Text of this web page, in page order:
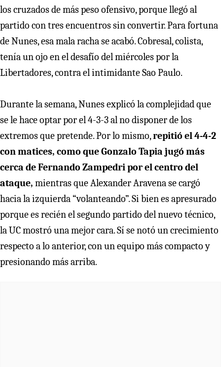
los cruzados de más peso ofensivo, porque llegó al
partido con tres encuentros sin convertir. Para fortuna
de Nunes, esa mala racha se acabó. Cobresal, colista,
tenía un ojo en el desafío del miércoles por la
Libertadores, contra el intimidante Sao Paulo.
Durante la semana, Nunes explicó la complejidad que
se le hace optar por el 4-3-3 al no disponer de los
extremos que pretende. Por lo mismo,repitió el 4-4-2
con matices, como que Gonzalo Tapia jugó más
cerca de Fernando Zampedri por el centro del
ataque, mientras que Alexander Aravena se cargó
hacia la izquierda “volanteando”. Si bien es apresurado
porque es recién el segundo partido del nuevo técnico,
la UC mostró una mejor cara. Sí se notó un crecimiento
respecto a lo anterior, con un equipo más compacto y
presionando más arriba.